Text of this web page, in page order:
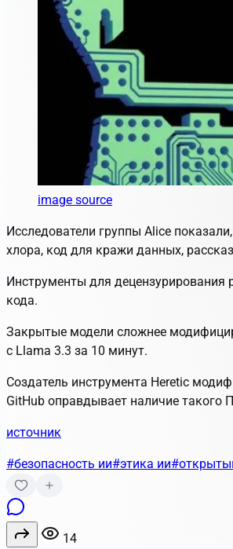
image source
Исследователи группы Alice
хлора, код для кражи данных,
Инструменты для децензурирования
кода.
Закрытые модели сложнее
с Llama 3.3 за 10 минут.
Создатель инструмента Heretic
GitHub оправдывает наличие
источник
#безопасность ии#этика ии
14